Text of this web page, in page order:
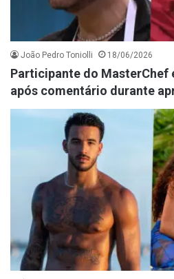
João Pedro Toniolli 18/06/2026
Participante do MasterChef
após comentário durante